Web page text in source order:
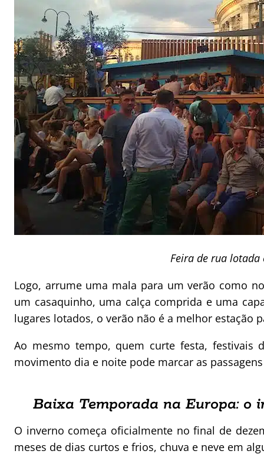
Feira de rua lotada
Logo, arrume uma mala para um verão como
um casaquinho, uma calça comprida e uma
lugares lotados, o verão não é a melhor estação
Ao mesmo tempo, quem curte festa, festivais
movimento dia e noite pode marcar as
Baixa Temporada na Europa: o
O inverno começa oficialmente no final de
meses de dias curtos e frios, chuva e neve em